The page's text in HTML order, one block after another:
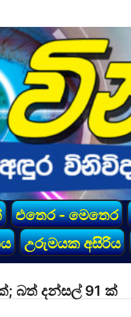
එතෙර - මෙතෙර
උරුමයක අසිරිය
බත් දන්සල් 91 ක්